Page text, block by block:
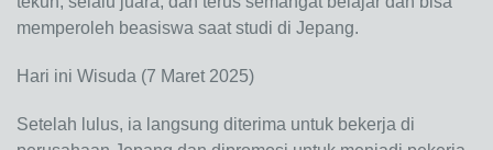
memperoleh beasiswa saat studi di Jepang.
Hari ini Wisuda (7 Maret 2025)
Setelah lulus, ia langsung diterima untuk bekerja di